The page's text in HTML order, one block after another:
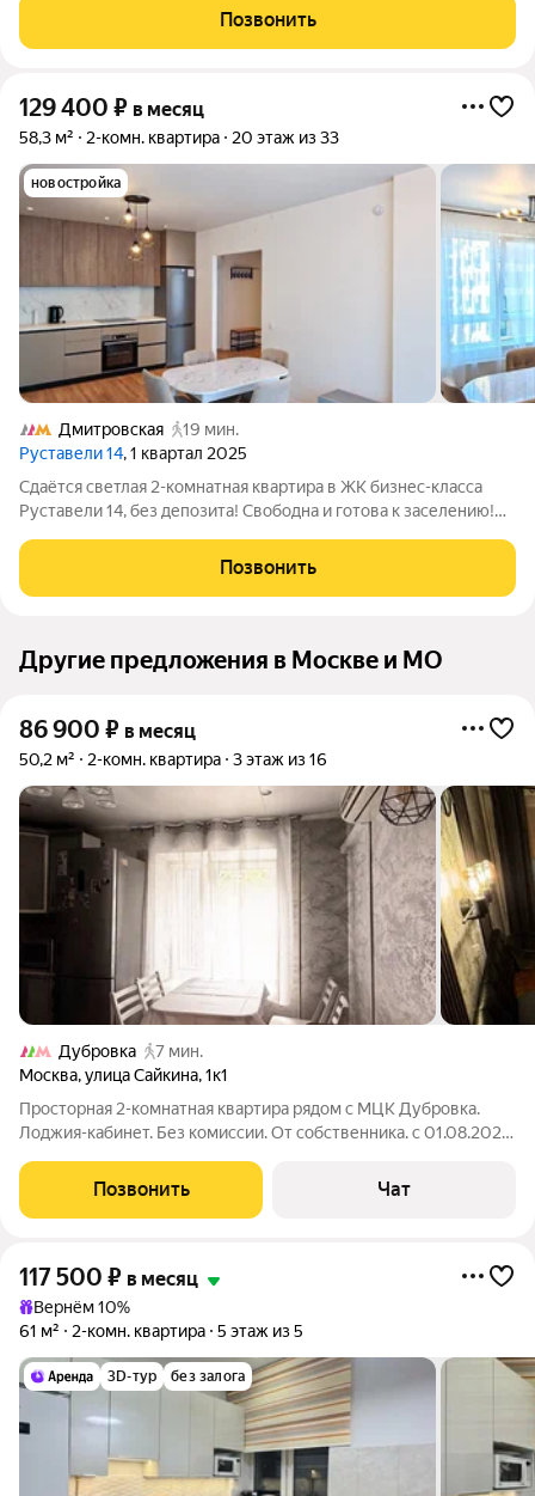
удобная планировка: светлая кухня-гостиная, изолированные
спальня и детская
Позвонить
129 400 ₽ в месяц
58,3 м² 2-комн. квартира 20 этаж из 33
новостройка
Дмитровская
19 мин.
Руставели 14, 1 квартал 2025
Сдаётся светлая 2-комнатная квартира в ЖК бизнес-класса
Руставели 14, без депозита! Свободна и готова к заселению!
и зону отдыха - найдётся место для ужина с семьёй и встреч с
гостями.
Позвонить
Другие предложения в Москве и МО
86 900 ₽ в месяц
50,2 м² 2-комн. квартира 3 этаж из 16
Дубровка
7 мин.
Москва,улица Сайкина,1к1
Просторная 2-комнатная квартира рядом с МЦК Дубровка.
Лоджия-кабинет. Без комиссии. От собственника. с 01.08.2026.
двухкомнатная квартира в районе с отличной транспортной
доступностью. До центра Москвы
Позвонить Чат
117 500 ₽ в месяц
Вернём 10%
61 м²
2-комн. квартира 5 этаж из 5
3D-тур без залога